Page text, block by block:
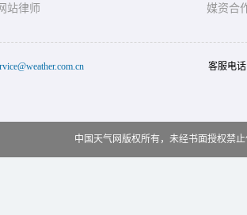
站律师
媒资合
客服电
中国天气网版权所有，未经书面授权